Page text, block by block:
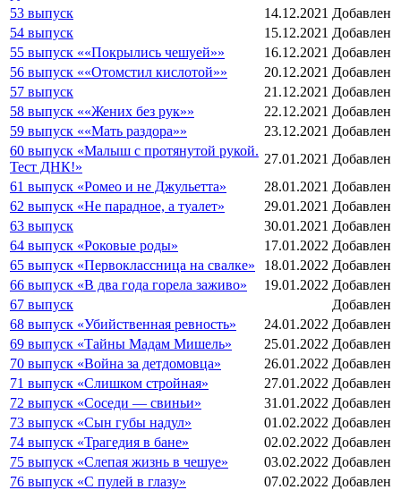
53 выпуск
14.12.2021 Добавлен
54 выпуск
15.12.2021 Добавлен
55 выпуск ««Покрылись чешуей»»
16.12.2021 Добавлен
56 выпуск ««Отомстил кислотой»»
20.12.2021 Добавлен
57 выпуск
21.12.2021 Добавлен
58 выпуск ««Жених без рук»»
22.12.2021 Добавлен
59 выпуск ««Мать раздора»»
23.12.2021 Добавлен
60 выпуск «Малыш с протянутой рукой.
Тест ДНК!»
27.01.2021 Добавлен
61 выпуск «Ромео и не Джульетта»
28.01.2021 Добавлен
62 выпуск «Не парадное, а туалет»
29.01.2021 Добавлен
63 выпуск
30.01.2021 Добавлен
64 выпуск «Роковые роды»
17.01.2022 Добавлен
65 выпуск «Первоклассница на свалке»
18.01.2022 Добавлен
66 выпуск «В два года горела заживо»
19.01.2022 Добавлен
67 выпуск
Добавлен
68 выпуск «Убийственная ревность»
24.01.2022 Добавлен
69 выпуск «Тайны Мадам Мишель»
25.01.2022 Добавлен
70 выпуск «Война за детдомовца»
26.01.2022 Добавлен
71 выпуск «Слишком стройная»
27.01.2022 Добавлен
72 выпуск «Соседи — свиньи»
31.01.2022 Добавлен
73 выпуск «Сын губы надул»
01.02.2022 Добавлен
74 выпуск «Трагедия в бане»
02.02.2022 Добавлен
75 выпуск «Слепая жизнь в чешуе»
03.02.2022 Добавлен
76 выпуск «С пулей в глазу»
07.02.2022 Добавлен